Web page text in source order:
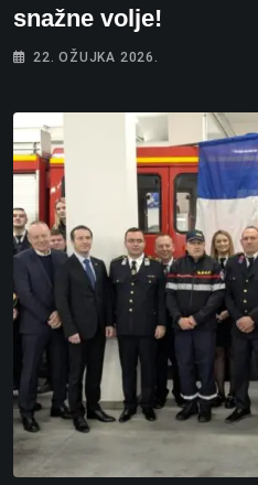
snažne volje!
22. OŽUJKA 2026.